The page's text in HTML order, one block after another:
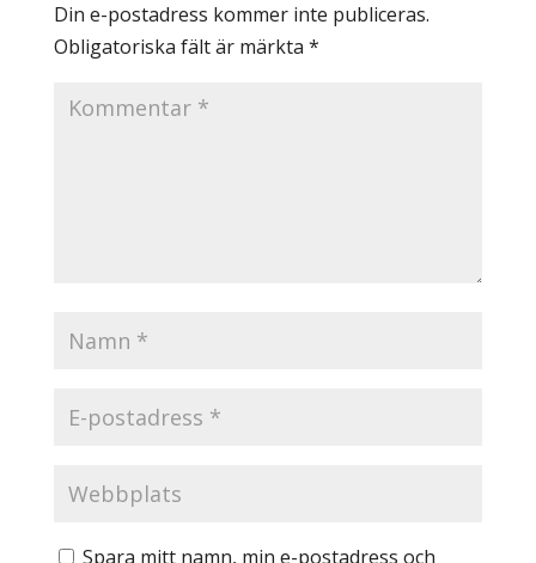
Din e-postadress kommer inte publiceras.
Obligatoriska fält är märkta *
Spara mitt namn, min e-postadress och